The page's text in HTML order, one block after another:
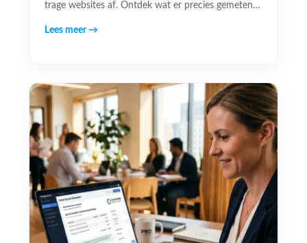
trage websites af. Ontdek wat er precies gemeten…
Lees meer →